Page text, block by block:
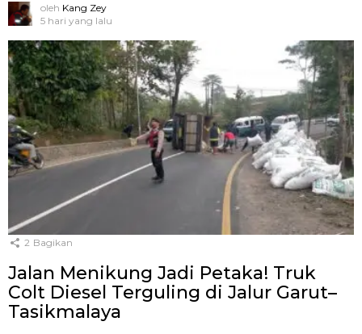
oleh Kang Zey
5 hari yang lalu
2 Bagikan
Jalan Menikung Jadi Petaka! Truk
Colt Diesel Terguling di Jalur Garut–
Tasikmalaya